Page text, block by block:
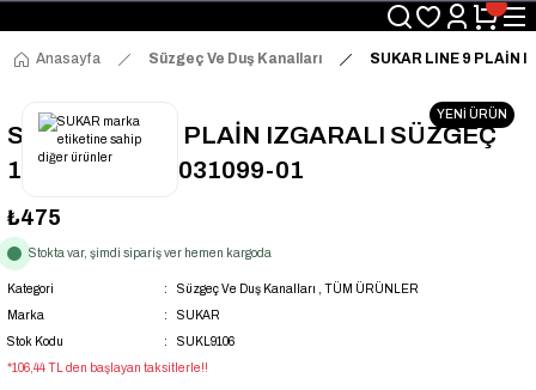
Üyelerimize Özel "uye2026" Koduyla Sepette Ekstra %3 İndirim
KAZAN-KASKAD İÇİN TEK ADRES
Anasayfa
Süzgeç Ve Duş Kanalları SUKAR LINE 9 PLAİN
YENİ ÜRÜN
SUKAR LINE 9 PLAİN IZGARALI SÜZGEÇ
10x10 - 1153-1031099-01
₺475
Stokta var, şimdi sipariş ver hemen kargoda
Kategori Süzgeç Ve Duş Kanalları
TÜM ÜRÜNLER
Marka
SUKAR
Stok Kodu
SUKL9106
*106,44 TL den başlayan taksitlerle!!